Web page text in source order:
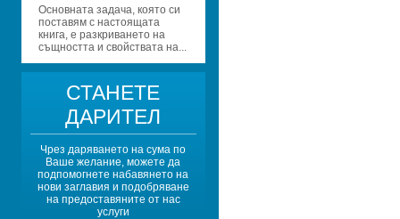
Основната задача, която си
поставям с настоящата
книга, е разкриването на
същността и свойствата на...
СТАНЕТЕ
ДАРИТЕЛ
Чрез даряването на сума по
Ваше желание, можете да
подпомогнете набавянето на
нови заглавия и подобряване
на предоставяните от нас
услуги